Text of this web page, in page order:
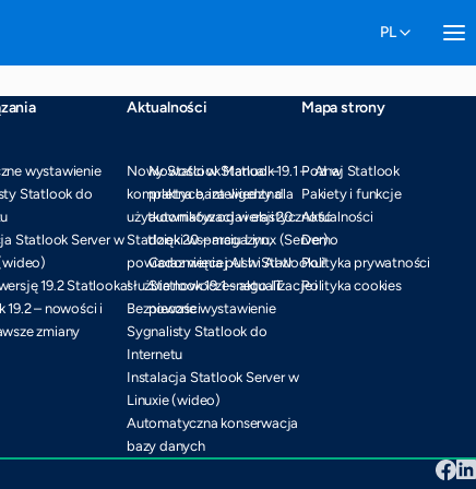
wystawienie
Statlook do
Statlook Server w
19.2 Statlooka!
19.2 – nowości i
zmiany
Nowości w Statlook 19.1 – AI w
praktyce, inteligentna
automatyzacja i elastyczność
dzięki wsparciu Linux (Server)
Coraz więcej AI w Statlooku!
Statlook 19.1 – aktualizacje i
nowości
Aktualności
Nowy Statlook Manual –
kompletna baza wiedzy dla
użytkowników od wersji 20
Statlook 20 – magazyn,
powiadomienia push i AI w
służbie nowoczesnego IT
Bezpieczne wystawienie
Sygnalisty Statlook do
Internetu
Instalacja Statlook Server w
Linuxie (wideo)
Automatyczna konserwacja
bazy danych
Mapa strony
Poznaj Statlook
Pakiety i funkcje
Aktualności
Demo
Polityka prywatności
Polityka cookies